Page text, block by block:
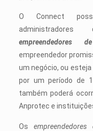
O Connect
empreendedores
empreendedor
um negócio, ou
por um período de
também poderá
Anprotec e
Osempreendedores